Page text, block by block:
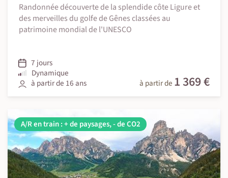
Randonnée découverte de la splendide côte Ligure et
des merveilles du golfe de Gênes classées au
patrimoine mondial de l'UNESCO
7 jours
Dynamique
à partir de 16 ans
à partir de 1 369 €
A/R en train : + de paysages, - de CO2